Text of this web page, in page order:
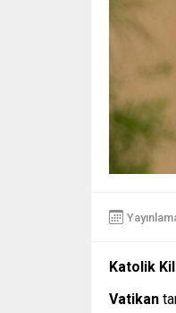
Katolik
Vatikan